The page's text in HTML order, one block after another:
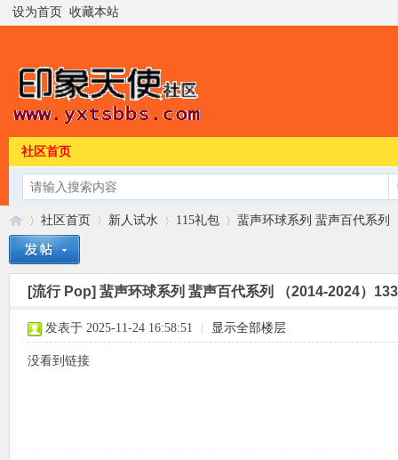
设为首页 收藏本站
社区首页
»
社区首页
›
新人试水
›
115礼包
›
蜚声环球系列 蜚声百代系列
[流行 Pop] 蜚声环球系列 蜚声百代系列 （2014-2024）
发表于 2025-11-24 16:58:51 显示全部楼层
没看到链接